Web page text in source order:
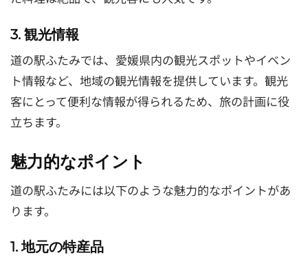
3. 観光情報
道の駅ふたみでは、愛媛県内の観光スポットやイベン
ト情報など、地域の観光情報を提供しています。観光
客にとって便利な情報が得られるため、旅の計画に役
立ちます。
魅力的なポイント
道の駅ふたみには以下のような魅力的なポイントがあ
ります。
1. 地元の特産品